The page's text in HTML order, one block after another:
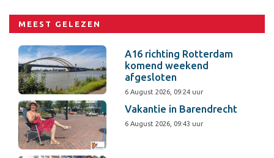
MEEST GELEZEN
A16 richting Rotterdam
komend weekend
afgesloten
6 August 2026, 09:24 uur
Vakantie in Barendrecht
6 August 2026, 09:43 uur